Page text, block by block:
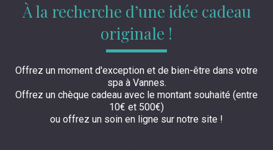
À la recherche d’une idée cadeau
originale !
Offrez un moment d'exception et de bien-être dans votre
spa à Vannes.
Offrez un chèque cadeau avec le montant souhaité (entre
10€ et 500€)
ou offrez un soin en ligne sur notre site !